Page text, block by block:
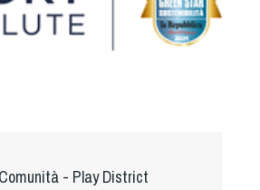
- Play District